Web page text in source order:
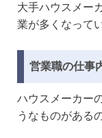
大手ハウスメー
業が多くなって
営業職の仕事
ハウスメーカー
うなものがある